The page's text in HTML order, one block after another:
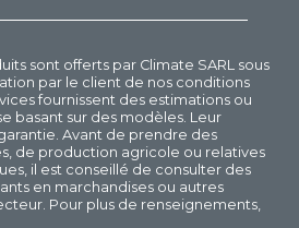
sont offerts par Climate SARL sous
par le client de nos conditions
fournissent des estimations ou
basant sur des modèles. Leur
Avant de prendre des
de production agricole ou relatives
il est conseillé de consulter des
en marchandises ou autres
Pour plus de renseignements,